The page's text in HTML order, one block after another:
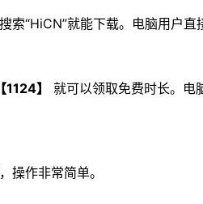
索“HiCN”就能下载。电脑用户直
【1124】
就可以领取免费时长。电
操作非常简单。